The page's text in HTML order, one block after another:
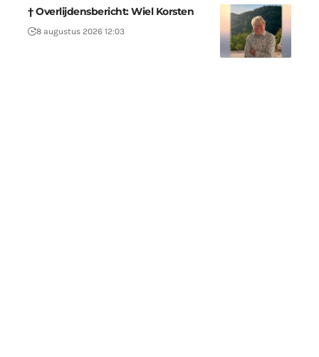
† Overlijdensbericht: Wiel Korsten
8 augustus 2026 12:03